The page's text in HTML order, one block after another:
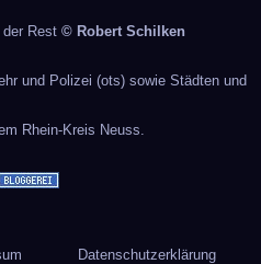
Rest © Robert Schilken
und Polizei (ots) sowie Städten und
Rhein-Kreis Neuss.
Datenschutzerklärung